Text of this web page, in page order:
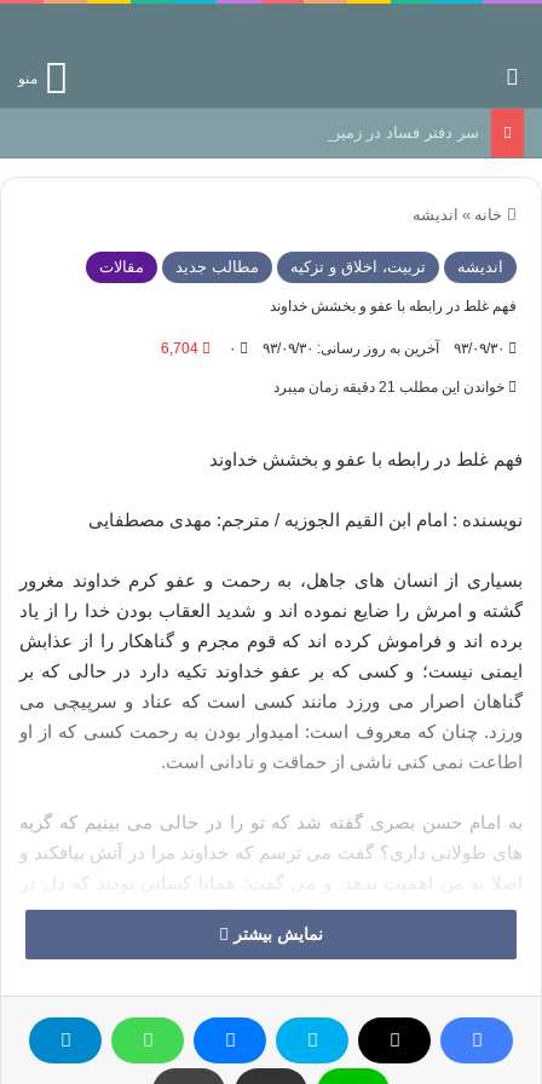
منو
سر دفتر فساد در زمین‌، دوری وکناره‌گیری از راه خداست‌!
خانه » اندیشه
اندیشه تربیت، اخلاق و تزکیه مطالب جدید مقالات
فهم غلط در رابطه با عفو و بخشش خداوند
۹۳/۰۹/۳۰ آخرین به روز رسانی: ۹۳/۰۹/۳۰ ۰ 6,704
خواندن این مطلب 21 دقیقه زمان میبرد
فهم غلط در رابطه با عفو و بخشش خداوند
نویسنده : امام ابن القیم الجوزیه / مترجم: مهدی مصطفایی
بسیاری از انسان های جاهل، به رحمت و عفو کرم خداوند مغرور
گشته و امرش را ضایع نموده اند و شدید العقاب بودن خدا را از یاد
برده اند و فراموش کرده اند که قوم مجرم و گناهکار را از عذابش
ایمنی نیست؛ و کسی که بر عفو خداوند تکیه دارد در حالی که بر
گناهان اصرار می ورزد مانند کسی است که عناد و سرپیچی می
ورزد. چنان که معروف است: امیدوار بودن به رحمت کسی که از او
اطاعت نمی کنی ناشی از حماقت و نادانی است.
به امام حسن بصری گفته شد که تو را در حالی می بینیم که گریه
های طولانی داری؟ گفت می ترسم که خداوند مرا در آتش بیافکند و
اصلا به من اهمیت ندهد. و می گفت: همانا کسانی بودند که دل در
آرزو به مغفرت خدا داشتند و بدون توبه مردند. و کسی از آنان می
گوید که من به پروردگارم حسن ظن دارم، در حالی که دروغ می گوید
شخصی از حسن پرسید: آیا با کسانی مجالست کنیم که چنان ما را
می ترسانند که نزدیک است قلب هایمان به پرواز درآید؟ او گفت
نمایش بیشتر